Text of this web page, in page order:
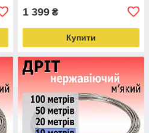
1 399 ₴
Купити